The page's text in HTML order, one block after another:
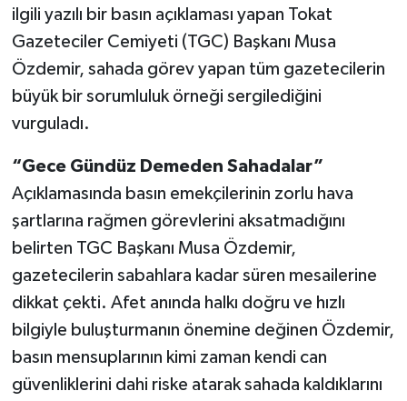
ilgili yazılı bir basın açıklaması yapan Tokat
Gazeteciler Cemiyeti (TGC) Başkanı Musa
Özdemir, sahada görev yapan tüm gazetecilerin
büyük bir sorumluluk örneği sergilediğini
vurguladı.
“Gece Gündüz Demeden Sahadalar”
Açıklamasında basın emekçilerinin zorlu hava
şartlarına rağmen görevlerini aksatmadığını
belirten TGC Başkanı Musa Özdemir,
gazetecilerin sabahlara kadar süren mesailerine
dikkat çekti. Afet anında halkı doğru ve hızlı
bilgiyle buluşturmanın önemine değinen Özdemir,
basın mensuplarının kimi zaman kendi can
güvenliklerini dahi riske atarak sahada kaldıklarını